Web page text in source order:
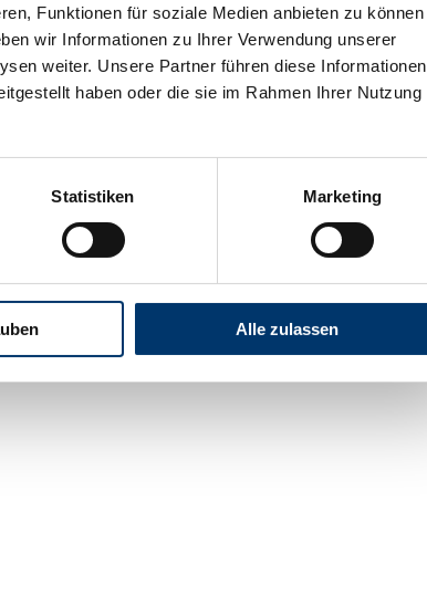
Funktionen für soziale Medien anbieten zu können
wir Informationen zu Ihrer Verwendung unserer
weiter. Unsere Partner führen diese Informationen
haben oder die sie im Rahmen Ihrer Nutzung
Statistiken Marketing
Alle zulassen